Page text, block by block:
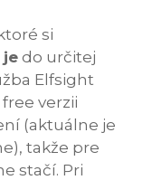
si
jedo určitej
Elfsight
verzii
(aktuálne je
takže pre
stačí. Pri